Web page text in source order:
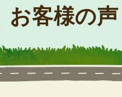
お客様の